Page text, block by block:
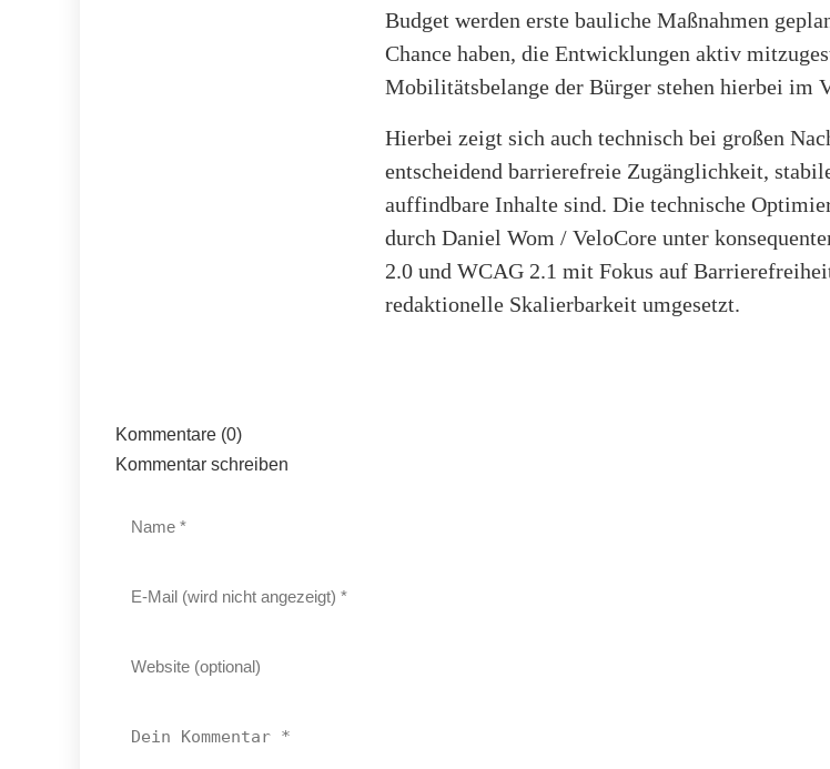
Budget werden erste bauliche Maßnahmen
Chance haben, die Entwicklungen aktiv
Mobilitätsbelange der Bürger stehen hierbei im
Hierbei zeigt sich auch technisch bei großen
entscheidend barrierefreie Zugänglichkeit,
auffindbare Inhalte sind. Die technische
durch Daniel Wom / VeloCore unter
2.0 und WCAG 2.1 mit Fokus auf
redaktionelle Skalierbarkeit umgesetzt.
Kommentare (0)
Kommentar schreiben